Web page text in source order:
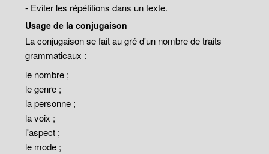
- Eviter les répétitions dans un texte.
Usage de la conjugaison
La conjugaison se fait au gré d'un nombre de traits
grammaticaux :
le nombre ;
le genre ;
la personne ;
la voix ;
l'aspect ;
le mode ;